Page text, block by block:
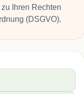
Ihren Rechten
(DSGVO).